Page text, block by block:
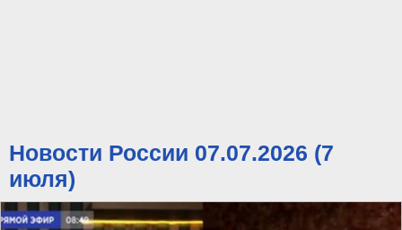
Новости России 07.07.2026 (7
июля)